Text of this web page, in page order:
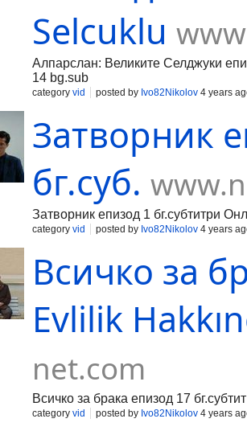
Selcuklu
Алпарслан: Великите Селджуки
14 bg.sub
category vid posted by Ivo82Nikolov 4 years
Затворник
бг.суб.
Затворник епизод 1 бг.субтитри
category vid posted by Ivo82Nikolov 4 years
Всичко за
Evlilik
net.com
Всичко за брака епизод 17
category vid posted by Ivo82Nikolov 4 years